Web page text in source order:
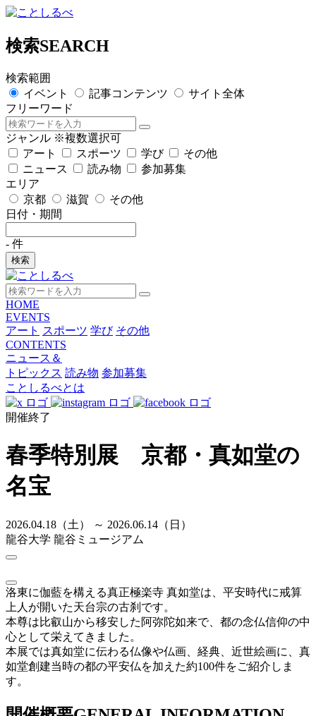
検索SEARCH
検索範囲
イベント
記事コンテンツ
サイト全体
フリーワード
ジャンル ※複数選択可
アート
スポーツ 学び
その他
ニュース
読み物
参加募集
エリア
京都
滋賀
その他
日付・期間
- 件
検索
HOME
EVENTS
アート スポーツ 学び その他
CONTENTS
ニュース＆
トピックス 読み物 参加募集
ことしるべとは
開催終了
春季特別展 京都・真如堂の
名宝
2026.04.18（土） ～ 2026.06.14（日）
龍谷大学 龍谷ミュージアム
洛東に伽藍を構える真正極楽寺 真如堂は、平安時代に戒算
上人が開いた天台宗の古刹です。
本尊は比叡山から移安した阿弥陀如来で、都の念仏信仰の中
心として栄えてきました。
本展では真如堂に伝わる仏像や仏画、経典、近世絵画に、真
如堂創建当時の都の平安仏を加えた約100件をご紹介しま
す。